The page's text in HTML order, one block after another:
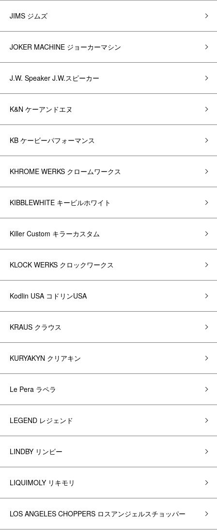
JIMS ジムズ
JOKER MACHINE ジョーカーマシン
J.W. Speaker J.W.スピーカー
K&N ケーアンドエヌ
KB ケービーパフォーマンス
KHROME WERKS クロームワークス
KIBBLEWHITE キービルホワイト
Killer Custom キラーカスタム
KLOCK WERKS クロックワークス
Kodlin USA コドリンUSA
KRAUS クラウス
KURYAKYN クリアキン
Le Pera ラペラ
LEGEND レジェンド
LINDBY リンビー
LIQUIMOLY リキモリ
LOS ANGELES CHOPPERS ロスアンジェルスチョッパー